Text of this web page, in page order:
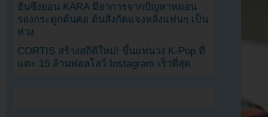
ฮันซึงยอน KARA มีอาการจากปัญหาหมอน
รองกระดูกต้นคอ ต้นสังกัดแจงหลังแฟนๆ เป็น
ห่วง
CORTIS สร้างสถิติใหม่! ขึ้นแท่นวง K-Pop ที่
แตะ 15 ล้านฟอลโลว์ Instagram เร็วที่สุด